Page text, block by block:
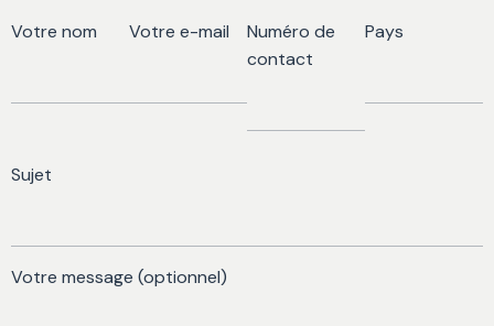
Votre nom Votre e-mail
Numéro de
contact
Pays
Sujet
Votre message (optionnel)